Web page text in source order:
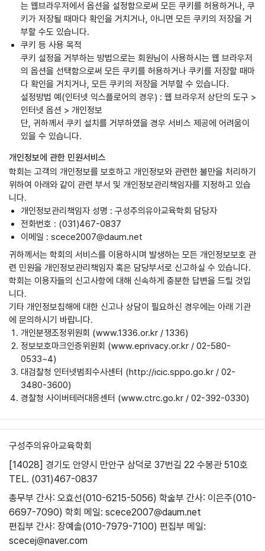
는 웹브라우저에서 옵션을 설정함으로써 모든 쿠키를 허용하거나, 쿠
키가 저장될 때마다 확인을 거치거나, 아니면 모든 쿠키의 저장을 거
부할 수도 있습니다.
쿠키 등 사용 목적
쿠키 설정을 거부하는 방법으로는 회원님이 사용하시는 웹 브라우저
의 옵션을 선택함으로써 모든 쿠키를 허용하거나 쿠키를 저장할 때마
다 확인을 거치거나, 모든 쿠키의 저장을 거부할 수 있습니다.
설정방법 예(인터넷 익스플로어의 경우) : 웹 브라우저 상단의 도구 >
인터넷 옵션 > 개인정보
단, 귀하께서 쿠키 설치를 거부하였을 경우 서비스 제공에 어려움이
있을 수 있습니다.
개인정보에 관한 민원서비스
학회는 고객의 개인정보를 보호하고 개인정보와 관련한 불만을 처리하기
위하여 아래와 같이 관련 부서 및 개인정보관리책임자를 지정하고 있습
니다.
개인정보관리책임자 성명 : 구성주의유아교육학회 담당자
전화번호 : (031)467-0837
이메일 : scece2007@daum.net
귀하께서는 학회의 서비스를 이용하시며 발생하는 모든 개인정보보호 관
련 민원을 개인정보관리책임자 혹은 담당부서로 신고하실 수 있습니다.
학회는 이용자들의 신고사항에 대해 신속하게 충분한 답변을 드릴 것입
니다.
기타 개인정보침해에 대한 신고나 상담이 필요하신 경우에는 아래 기관
에 문의하시기 바랍니다.
개인분쟁조정위원회 (www.1336.or.kr / 1336)
정보보호마크인증위원회 (www.eprivacy.or.kr / 02-580-
0533~4)
대검찰청 인터넷범죄수사센터 (http://icic.sppo.go.kr / 02-
3480-3600)
경찰청 사이버테러대응센터 (www.ctrc.go.kr / 02-392-0330)
구성주의유아교육학회
[14028] 경기도 안양시 만안구 삼덕로 37번길 22 수봉관 510호
TEL. (031)467-0837
총무부 간사: 오효선(010-6215-5056) 학술부 간사: 이은주(010-
6697-7090) 학회 메일: scece2007@daum.net
편집부 간사: 장예솔(010-7979-7100) 편집부 메일:
scecej@naver.com